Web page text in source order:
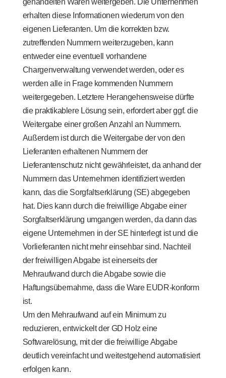
gehandelten Waren weitergeben. Die Unternehmen
erhalten diese Informationen wiederum von den
eigenen Lieferanten. Um die korrekten bzw.
zutreffenden Nummern weiterzugeben, kann
entweder eine eventuell vorhandene
Chargenverwaltung verwendet werden, oder es
werden alle in Frage kommenden Nummern
weitergegeben. Letztere Herangehensweise dürfte
die praktikablere Lösung sein, erfordert aber ggf. die
Weitergabe einer großen Anzahl an Nummern.
Außerdem ist durch die Weitergabe der von den
Lieferanten erhaltenen Nummern der
Lieferantenschutz nicht gewährleistet, da anhand der
Nummern das Unternehmen identifiziert werden
kann, das die Sorgfaltserklärung (SE) abgegeben
hat. Dies kann durch die freiwillige Abgabe einer
Sorgfaltserklärung umgangen werden, da dann das
eigene Unternehmen in der SE hinterlegt ist und die
Vorlieferanten nicht mehr einsehbar sind. Nachteil
der freiwilligen Abgabe ist einerseits der
Mehraufwand durch die Abgabe sowie die
Haftungsübernahme, dass die Ware EUDR-konform
ist.
Um den Mehraufwand auf ein Minimum zu
reduzieren, entwickelt der GD Holz eine
Softwarelösung, mit der die freiwillige Abgabe
deutlich vereinfacht und weitestgehend automatisiert
erfolgen kann.